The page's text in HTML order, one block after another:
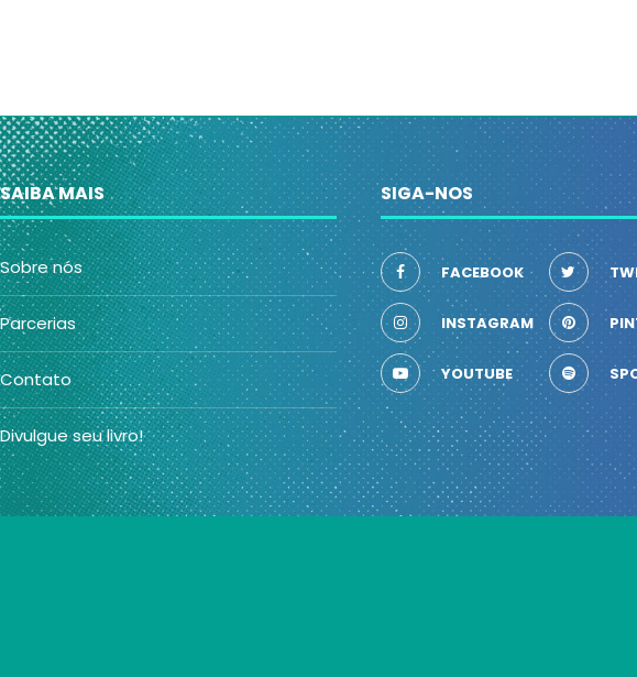
SAIBA MAIS
Sobre nós
Parcerias
Contato
Divulgue seu livro!
SIGA-NOS
FACEBOOK
INSTAGRAM
YOUTUBE